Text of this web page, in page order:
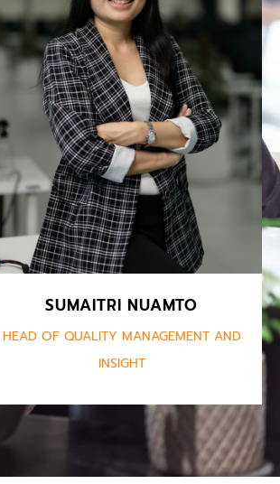
Managing a many hundred
operation workforces to
achieve operational
excellence standards with
over 15 years of experience in
contact center.
SUMAITRI NUAMTO
HEAD OF QUALITY MANAGEMENT AND
INSIGHT